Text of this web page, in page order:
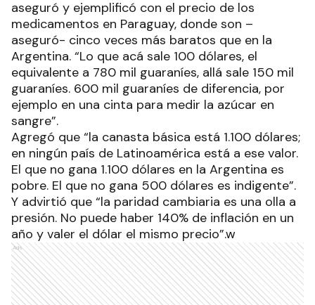
aseguró y ejemplificó con el precio de los
medicamentos en Paraguay, donde son –
aseguró- cinco veces más baratos que en la
Argentina. “Lo que acá sale 100 dólares, el
equivalente a 780 mil guaraníes, allá sale 150 mil
guaraníes. 600 mil guaraníes de diferencia, por
ejemplo en una cinta para medir la azúcar en
sangre”.
Agregó que “la canasta básica está 1.100 dólares;
en ningún país de Latinoamérica está a ese valor.
El que no gana 1.100 dólares en la Argentina es
pobre. El que no gana 500 dólares es indigente”.
Y advirtió que “la paridad cambiaria es una olla a
presión. No puede haber 140% de inflación en un
año y valer el dólar el mismo precio”.w
Ads